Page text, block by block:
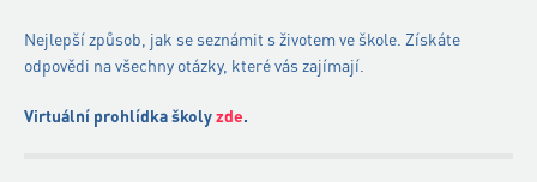
Nejlepší způsob, jak se seznámit s životem ve škole. Získáte
odpovědi na všechny otázky, které vás zajímají.
Virtuální prohlídka školyzde.